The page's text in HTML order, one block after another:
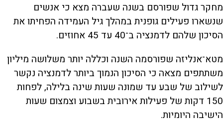
מחקר גדול שפורסם בשנה שעברה מצא כי אנשים
שנשארו פעילים גופנית במהלך גיל העמידה הפחיתו את
הסיכון שלהם לדמנציה ב־40 עד 45 אחוזים.
מטא־אנליזה שפורסמה השנה וכללה יותר משלושה מיליון
משתתפים מצאה כי הסיכון הנמוך ביותר לדמנציה נקשר
לשילוב של שבע עד שמונה שעות שינה בלילה, לפחות
150 דקות של פעילות אירובית בשבוע וצמצום שעות
הישיבה היומיות.